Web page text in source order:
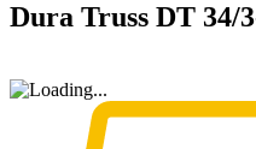
Dura Truss DT 34/